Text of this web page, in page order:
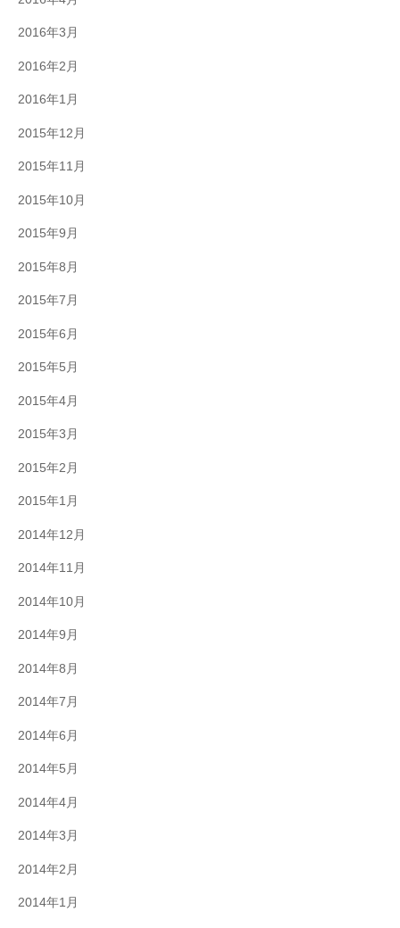
2016年3月
2016年2月
2016年1月
2015年12月
2015年11月
2015年10月
2015年9月
2015年8月
2015年7月
2015年6月
2015年5月
2015年4月
2015年3月
2015年2月
2015年1月
2014年12月
2014年11月
2014年10月
2014年9月
2014年8月
2014年7月
2014年6月
2014年5月
2014年4月
2014年3月
2014年2月
2014年1月